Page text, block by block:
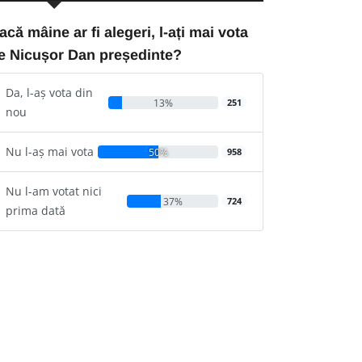
mâine ar fi alegeri, l-ați mai vota
Nicușor Dan președinte?
Da, l-aș vota din
nou
13% 251
Nu l-aș mai vota 50% 958
Nu l-am votat nici
prima dată
37% 724